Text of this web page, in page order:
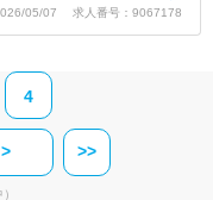
05/07 求人番号：9067178
4
> >>